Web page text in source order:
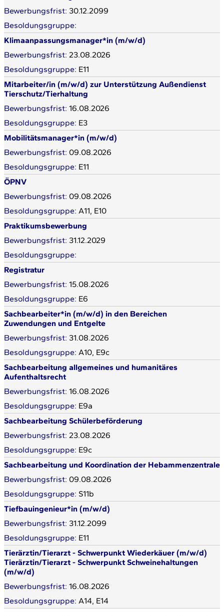
30.12.2099
Klimaanpassungsmanager*in (m/w/d)
23.08.2026
E11
Mitarbeiter/in (m/w/d) zur Unterstützung Außendienst
Tierschutz/Tierhaltung
16.08.2026
E3
Mobilitätsmanager*in (m/w/d)
09.08.2026
E11
ÖPNV
09.08.2026
A11, E10
Praktikumsbewerbung
31.12.2029
Registratur
15.08.2026
E6
Sachbearbeiter*in (m/w/d) in den Bereichen
Zuwendungen und Entgelte
31.08.2026
A10, E9c
Sachbearbeitung allgemeines und humanitäres
Aufenthaltsrecht
16.08.2026
E9a
Sachbearbeitung Schülerbeförderung
23.08.2026
E9c
Sachbearbeitung und Koordination der Hebammenzentrale
09.08.2026
S11b
Tiefbauingenieur*in (m/w/d)
31.12.2099
E11
Tierärztin/Tierarzt - Schwerpunkt Wiederkäuer (m/w/d)
Tierärztin/Tierarzt - Schwerpunkt Schweinehaltungen
(m/w/d)
16.08.2026
A14, E14